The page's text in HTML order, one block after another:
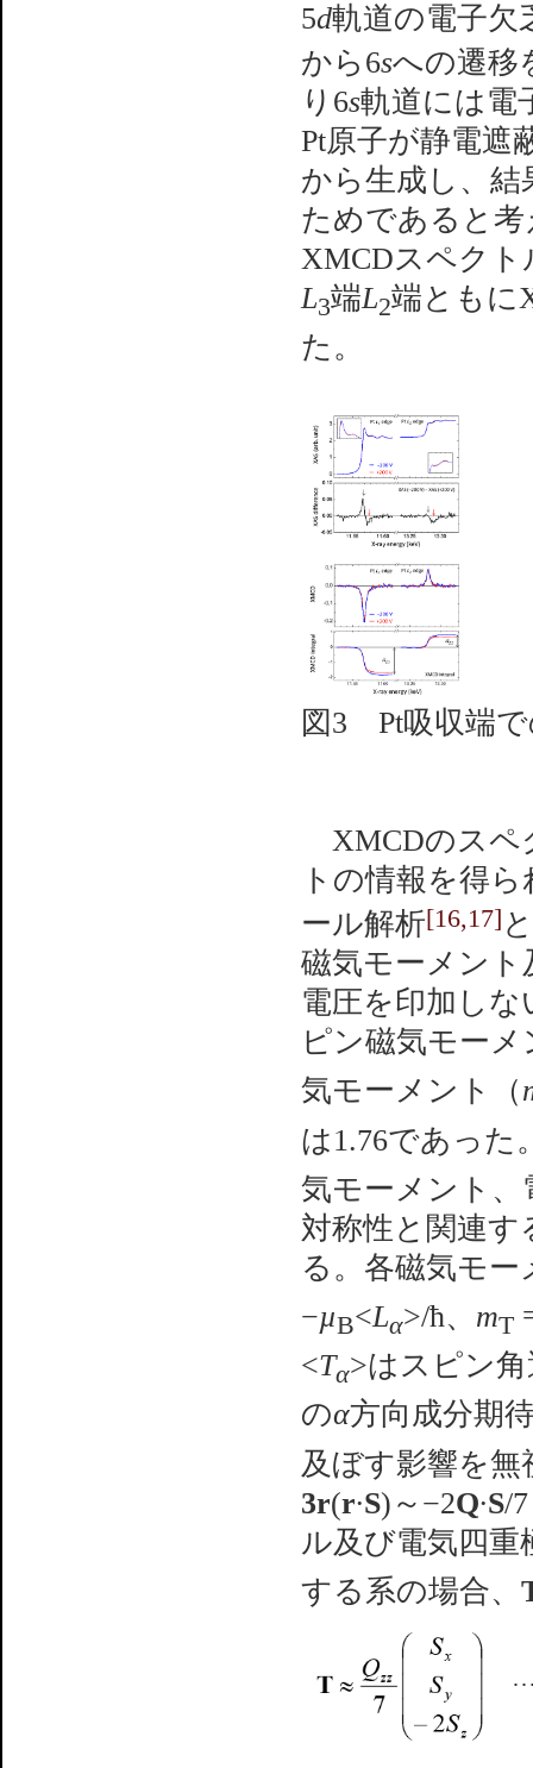
5d軌道の電子欠
から6sへの遷移
り6s軌道には電
Pt原子が静電遮
から生成し、結
ためであると考
XMCDスペクト
L3端L2端ともに
た。
図3 Pt吸収端
XMCDのスペ
トの情報を得
ール解析[16,17]
磁気モーメント
電圧を印加しな
ピン磁気モーメ
気モーメント（
は1.76であった
気モーメント、
対称性と関連
る。各磁気モー
−µB<Lα>/ħ、 mT
<Tα>はスピン
のα方向成分期
及ぼす影響を無
3r(r∙S)～−2Q∙S/
ル及び電気四
する系の場合、
･